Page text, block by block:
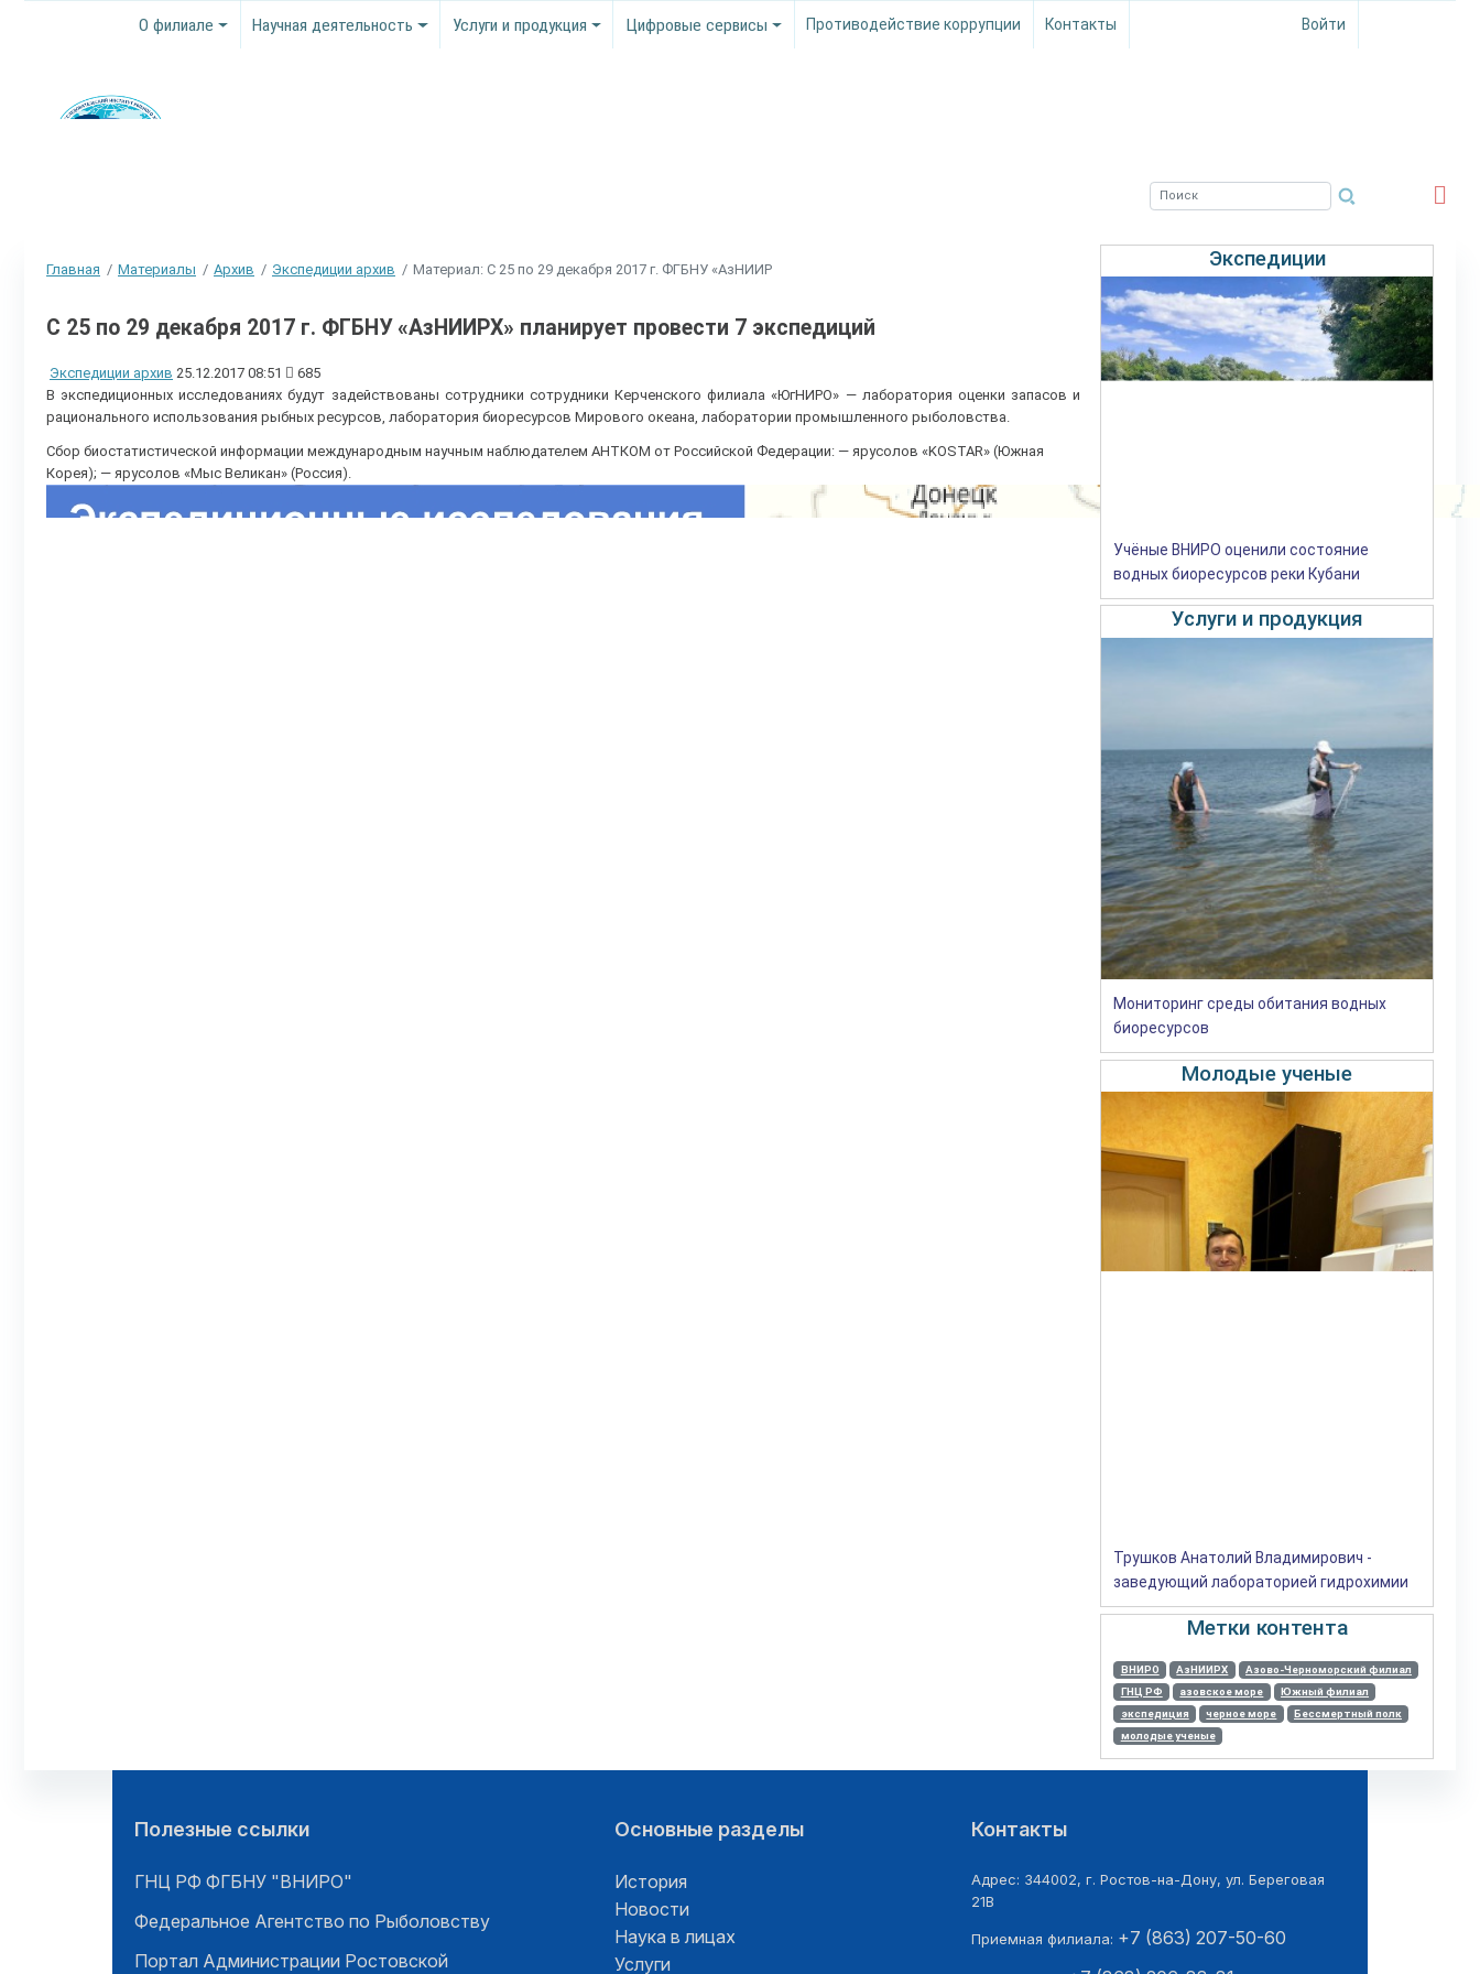
О филиале Научная деятельность Услуги и продукция Цифровые сервисы Противодействие коррупции Контакты Войти
Главная Материалы Архив Экспедиции архив Материал: С 25 по 29 декабря 2017 г. ФГБНУ «АзНИИР
С 25 по 29 декабря 2017 г. ФГБНУ «АзНИИРХ» планирует провести 7 экспедиций
Экспедиции архив 25.12.2017 08:51
685
В экспедиционных исследованиях будут задействованы сотрудники сотрудники Керченского филиала «ЮгНИРО» — лаборатория оценки запасов и
рационального использования рыбных ресурсов, лаборатория биоресурсов Мирового океана, лаборатории промышленного рыболовства.
Сбор биостатистической информации международным научным наблюдателем АНТКОМ от Российской Федерации: — ярусолов «KOSTAR» (Южная
Корея); — ярусолов «Мыс Великан» (Россия).
Экспедиции
Учёные ВНИРО оценили состояние
водных биоресурсов реки Кубани
Услуги и продукция
Мониторинг среды обитания водных
биоресурсов
Молодые ученые
Трушков Анатолий Владимирович -
заведующий лабораторией гидрохимии
Метки контента
ВНИРО АзНИИРХ
Азово-Черноморский филиал
ГНЦ РФ
азовское море
Южный филиал
экспедиция
черное море
Бессмертный полк
молодые ученые
Полезные ссылки
ГНЦ РФ ФГБНУ "ВНИРО"
Федеральное Агентство по Рыболовству
Портал Администрации Ростовской
Основные разделы
История
Новости
Наука в лицах
Услуги
Контакты
Адрес: 344002, г. Ростов-на-Дону, ул. Береговая
21В
Приемная филиала: +7 (863) 207-50-60